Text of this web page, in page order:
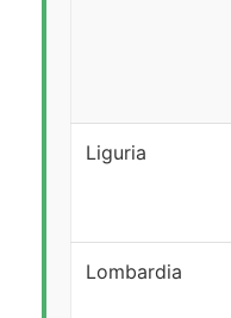
Liguria
Lombardia